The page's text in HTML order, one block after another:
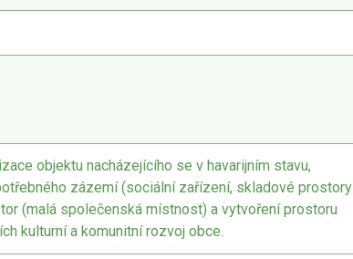
objektu nacházejícího se v havarijním stavu,
zázemí (sociální zařízení, skladové prostory
(malá společenská místnost) a vytvoření prostoru
kulturní a komunitní rozvoj obce.